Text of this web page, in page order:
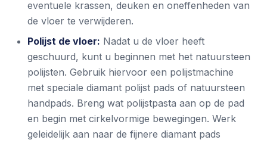
eventuele krassen, deuken en oneffenheden van
de vloer te verwijderen.
Polijst de vloer: Nadat u de vloer heeft
geschuurd, kunt u beginnen met het natuursteen
polijsten. Gebruik hiervoor een polijstmachine
met speciale diamant polijst pads of natuursteen
handpads. Breng wat polijstpasta aan op de pad
en begin met cirkelvormige bewegingen. Werk
geleidelijk aan naar de fijnere diamant pads